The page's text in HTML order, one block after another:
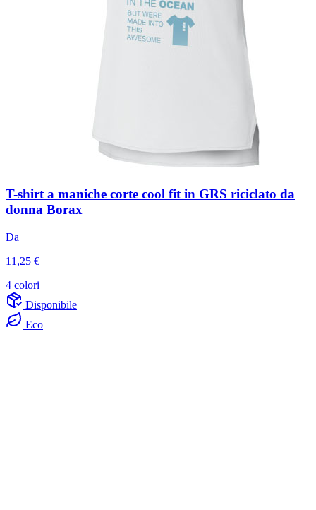
T-shirt a maniche corte cool fit in GRS riciclato da
donna Borax
Da
11,25 €
4 colori
Disponibile
Eco